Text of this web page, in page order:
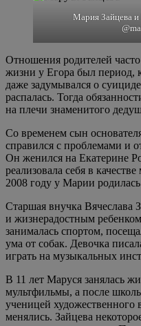
Мария Зайцева и
Отношения родителей
жизни у Егора был период,
даже задумывался о
распалась. Тогда
на плечи знаменитого
Со временем сын
справился с проблемами и
Он женился на Екатерине
реализовала себя в
2008 году у Марии родилась
Старшая внучка Вячеслава
и жизнерадостным
занималась спортом,
ума от собак. Девочка
играть на музыкальных
В 11 лет Маруся занялась
мультфильмы, а после
ученицей художественного
менялись. Зайцева